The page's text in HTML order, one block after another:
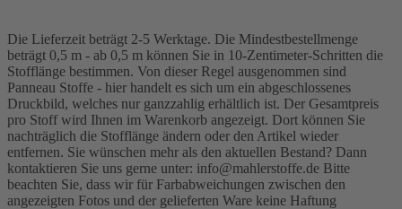
Die Lieferzeit beträgt 2-5 Werktage. Die Mindestbestellmenge
beträgt 0,5 m - ab 0,5 m können Sie in 10-Zentimeter-Schritten die
Stofflänge bestimmen. Von dieser Regel ausgenommen sind
Panneau Stoffe - hier handelt es sich um ein abgeschlossenes
Druckbild, welches nur ganzzahlig erhältlich ist. Der Gesamtpreis
pro Stoff wird Ihnen im Warenkorb angezeigt. Dort können Sie
nachträglich die Stofflänge ändern oder den Artikel wieder
entfernen. Sie wünschen mehr als den aktuellen Bestand? Dann
kontaktieren Sie uns gerne unter: info@mahlerstoffe.de Bitte
beachten Sie, dass wir für Farbabweichungen zwischen den
angezeigten Fotos und der gelieferten Ware keine Haftung